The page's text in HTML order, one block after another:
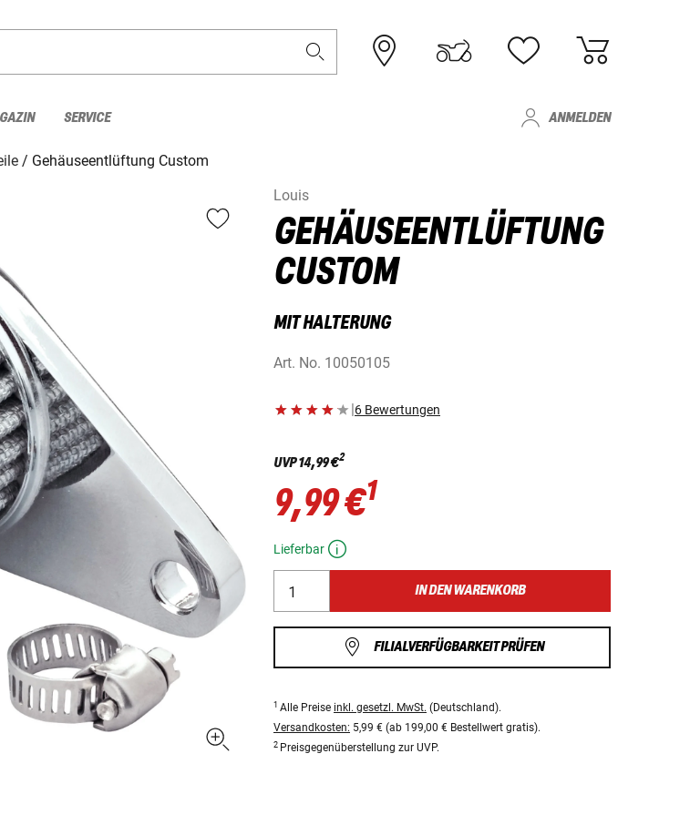
SERVICE ANMELDEN
Gehäuseentlüftung Custom
Louis
GEHÄUSEENTLÜFTUNG
CUSTOM
MIT HALTERUNG
Art. No. 10050105
|6 Bewertungen
UVP14,99 €2
9,99 €1
Lieferbar
IN DEN WARENKORB
FILIALVERFÜGBARKEIT PRÜFEN
1 Alle Preise inkl. gesetzl. MwSt. (Deutschland).
Versandkosten: 5,99 € (ab 199,00 € Bestellwert gratis).
2 Preisgegenüberstellung zur UVP.